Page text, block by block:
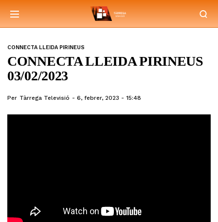
CONNECTA LLEIDA PIRINEUS
CONNECTA LLEIDA PIRINEUS
03/02/2023
Per Tàrrega Televisió 6, febrer, 2023 - 15:48